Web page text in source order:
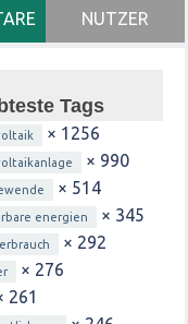
NUTZER
Tags
× 1256
× 990
× 514
energien × 345
× 292
× 276
261